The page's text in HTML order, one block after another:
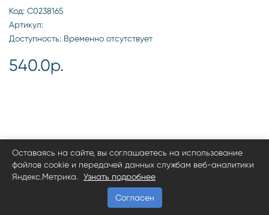
Код: С0238165
Артикул:
Доступность: Временно отсутствует
540.0р.
Оставаясь на сайте, вы соглашаетесь на использование
файлов cookie и передачей данных службам веб-аналитики
Яндекс.Метрика.
Узнать подробнее
Согласен